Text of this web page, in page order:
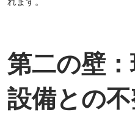
第二の壁
設備との